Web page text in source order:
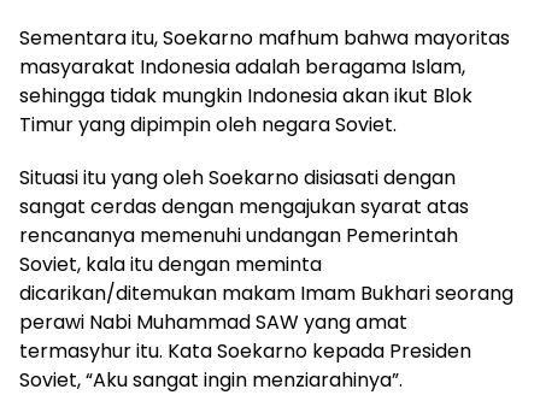
Sementara itu, Soekarno mafhum bahwa mayoritas
masyarakat Indonesia adalah beragama Islam,
sehingga tidak mungkin Indonesia akan ikut Blok
Timur yang dipimpin oleh negara Soviet.
Situasi itu yang oleh Soekarno disiasati dengan
sangat cerdas dengan mengajukan syarat atas
rencananya memenuhi undangan Pemerintah
Soviet, kala itu dengan meminta
dicarikan/ditemukan makam Imam Bukhari seorang
perawi Nabi Muhammad SAW yang amat
termasyhur itu. Kata Soekarno kepada Presiden
Soviet, “Aku sangat ingin menziarahinya”.